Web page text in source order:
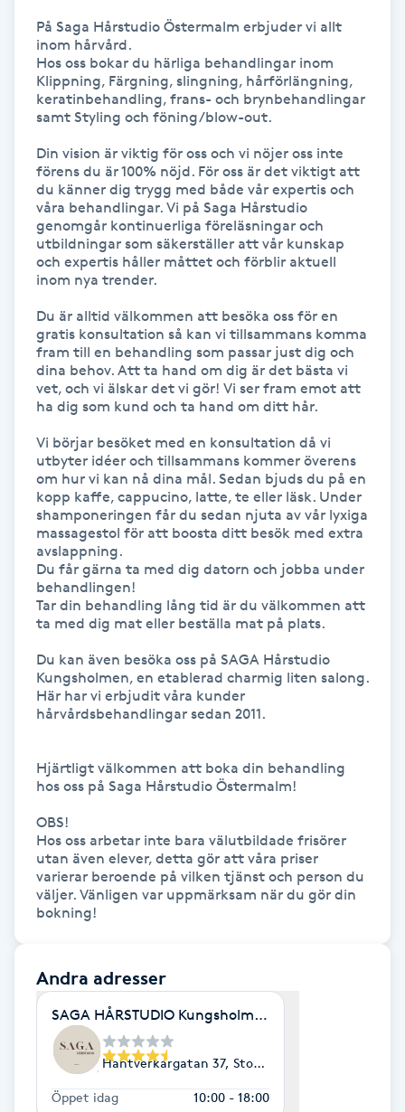
Klippning & Slingor
Klippning ungdom
Koppningsmassage
Kosmetisk tatuering
Kostrådgivning
Kroppsinpackning
Kroppspeeling
Käkledsbehandling
Laserbehandling
Lashlift Keratin
LED-ljusterapi
LPG
LPG-massage
Luggklippning
Lymfmassage
Läpptatuering
Makeup
Manikyr & Pedikyr
På Saga Hårstudio Östermalm erbjuder vi allt
inom hårvård.
Hos oss bokar du härliga behandlingar inom
Klippning, Färgning, slingning, hårförlängning,
keratinbehandling, frans- och brynbehandlingar
samt Styling och föning/blow-out.
Din vision är viktig för oss och vi nöjer oss inte
förens du är 100% nöjd. För oss är det viktigt att
du känner dig trygg med både vår expertis och
våra behandlingar. Vi på Saga Hårstudio
genomgår kontinuerliga föreläsningar och
utbildningar som säkerställer att vår kunskap
och expertis håller måttet och förblir aktuell
inom nya trender.
Du är alltid välkommen att besöka oss för en
gratis konsultation så kan vi tillsammans komma
fram till en behandling som passar just dig och
dina behov. Att ta hand om dig är det bästa vi
vet, och vi älskar det vi gör! Vi ser fram emot att
ha dig som kund och ta hand om ditt hår.
Vi börjar besöket med en konsultation då vi
utbyter idéer och tillsammans kommer överens
om hur vi kan nå dina mål. Sedan bjuds du på en
kopp kaffe, cappucino, latte, te eller läsk. Under
shamponeringen får du sedan njuta av vår lyxiga
massagestol för att boosta ditt besök med extra
avslappning.
Du får gärna ta med dig datorn och jobba under
behandlingen!
Tar din behandling lång tid är du välkommen att
ta med dig mat eller beställa mat på plats.
Du kan även besöka oss på SAGA Hårstudio
Kungsholmen, en etablerad charmig liten salong.
Här har vi erbjudit våra kunder
hårvårdsbehandlingar sedan 2011.
Hjärtligt välkommen att boka din behandling
hos oss på Saga Hårstudio Östermalm!
OBS!
Hos oss arbetar inte bara välutbildade frisörer
utan även elever, detta gör att våra priser
varierar beroende på vilken tjänst och person du
väljer. Vänligen var uppmärksam när du gör din
bokning!
Andra adresser
SAGA HÅRSTUDIO Kungsholmen
Hantverkargatan 37, Stockholm
Öppet idag 10:00 - 18:00